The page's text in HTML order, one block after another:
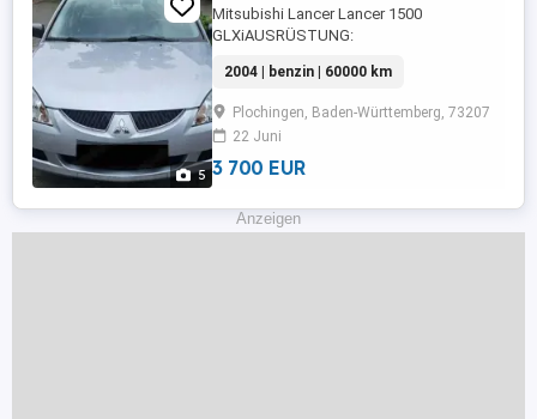
5
Mitsubishi Lancer Lancer 1500
GLXiAUSRÜSTUNG:
Rücksitzbank,Klimaanlage,Getönte
Scheiben,Elektrische
Seitenspiegel,WegfahrsperreNächste
Inspektion: 2027-10-
01T00:00:00.000ZDetails: Weitere Infos
2004 | benzin | 60000 km
Plochingen, Baden-Württemberg, 73207
22 Juni
3 700 EUR
Anzeigen